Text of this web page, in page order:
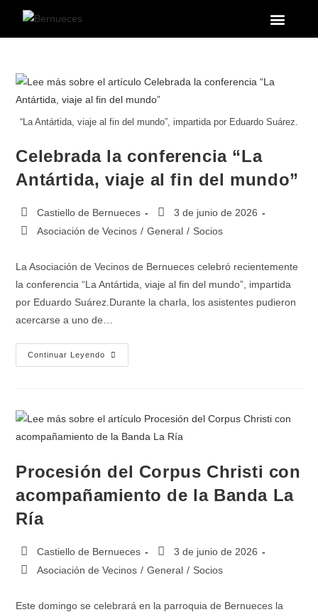
“La Antártida, viaje al fin del mundo”, impartida por Eduardo Suárez.
Celebrada la conferencia “La
Antártida, viaje al fin del mundo”
Castiello de Bernueces
3 de junio de 2026
Asociación de Vecinos / General / Socios
La Asociación de Vecinos de Bernueces celebró recientemente
la conferencia “La Antártida, viaje al fin del mundo”, impartida
por Eduardo Suárez.Durante la charla, los asistentes pudieron
acercarse a uno de…
Continuar Leyendo
Procesión del Corpus Christi con
acompañamiento de la Banda La
Ría
Castiello de Bernueces
3 de junio de 2026
Asociación de Vecinos / General / Socios
Este domingo se celebrará en la parroquia de Bernueces la